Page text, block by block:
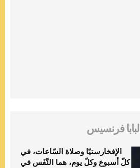
البابا فرنسيس
الإفخارستيّا وصلاة السّاعات، في
كلّ أسبوع وكلّ يوم، هما النَّفَس في